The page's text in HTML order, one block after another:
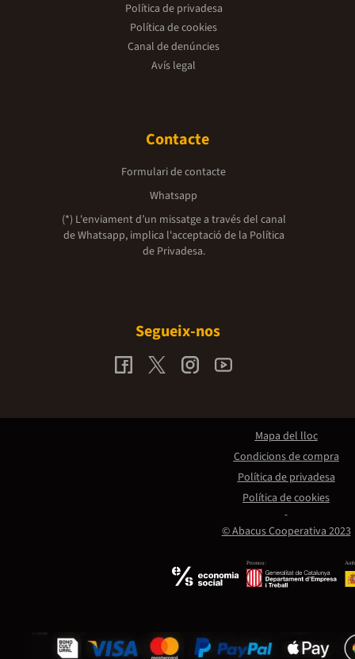
Política de privadesa
Política de cookies
Canal de denúncies
Avís legal
Contacte
Formulari de contacte
Whatsapp
(*) L'enviament d’un missatge a través del canal
de Whatsapp, implica l'acceptació de la Política
de Privadesa.
Segueix-nos
Promou:
© Abacus Cooperativa 2023
Mapa del lloc
Condicions de compra
Política de privadesa
Política de cookies